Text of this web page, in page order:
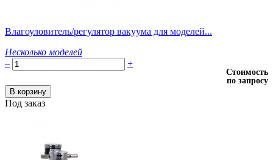
Влагоуловитель/регулятор вакуума для моделей...
Несколько моделей
–
+
Стоимость
по запросу
Под заказ